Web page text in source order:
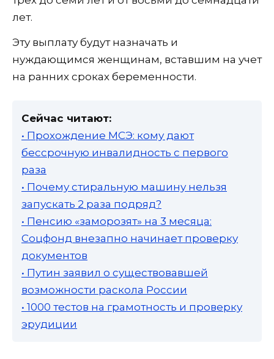
лет.
Эту выплату будут назначать и
нуждающимся женщинам, вставшим на учет
на ранних сроках беременности.
Сейчас читают:
• Прохождение МСЭ: кому дают
бессрочную инвалидность с первого
раза
• Почему стиральную машину нельзя
запускать 2 раза подряд?
• Пенсию «заморозят» на 3 месяца:
Соцфонд внезапно начинает проверку
документов
• Путин заявил о существовавшей
возможности раскола России
• 1000 тестов на грамотность и проверку
эрудиции